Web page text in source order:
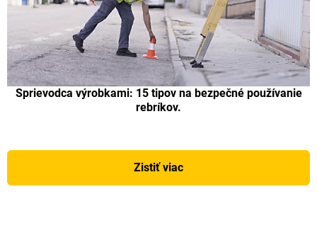
Sprievodca výrobkami: 15 tipov na bezpečné používanie
rebríkov.
Zistiť viac